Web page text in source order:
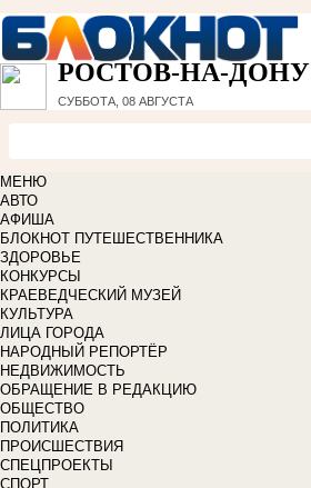
РОСТОВ-НА-ДОНУ
СУББОТА, 08 АВГУСТА
МЕНЮ
АВТО
АФИША
БЛОКНОТ ПУТЕШЕСТВЕННИКА
ЗДОРОВЬЕ
КОНКУРСЫ
КРАЕВЕДЧЕСКИЙ МУЗЕЙ
КУЛЬТУРА
ЛИЦА ГОРОДА
НАРОДНЫЙ РЕПОРТЁР
НЕДВИЖИМОСТЬ
ОБРАЩЕНИЕ В РЕДАКЦИЮ
ОБЩЕСТВО
ПОЛИТИКА
ПРОИСШЕСТВИЯ
СПЕЦПРОЕКТЫ
СПОРТ